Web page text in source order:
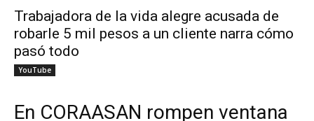
Trabajadora de la vida alegre acusada de
robarle 5 mil pesos a un cliente narra cómo
pasó todo
YouTube
En CORAASAN rompen ventana